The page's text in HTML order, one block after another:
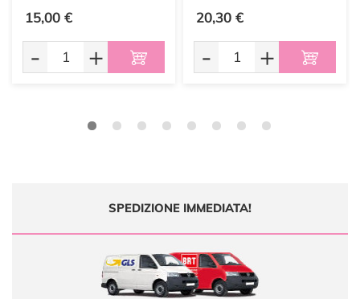
15,00 €
- +
20,30 €
- +
SPEDIZIONE IMMEDIATA!